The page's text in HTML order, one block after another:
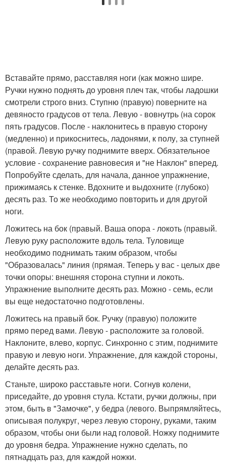
Вставайте прямо, расставляя ноги (как можно шире.
Ручки нужно поднять до уровня плеч так, чтобы ладошки
смотрели строго вниз. Ступню (правую) поверните на
девяносто градусов от тела. Левую - вовнутрь (на сорок
пять градусов. После - наклонитесь в правую сторону
(медленно) и прикоснитесь, ладонями, к полу, за ступней
(правой. Левую ручку поднимите вверх. Обязательное
условие - сохранение равновесия и "не Наклон" вперед.
Попробуйте сделать, для начала, данное упражнение,
прижимаясь к стенке. Вдохните и выдохните (глубоко)
десять раз. То же необходимо повторить и для другой
ноги.
Ложитесь на бок (правый. Ваша опора - локоть (правый.
Левую руку расположите вдоль тела. Туловище
необходимо поднимать таким образом, чтобы
"Образовалась" линия (прямая. Теперь у вас - целых две
точки опоры: внешняя сторона ступни и локоть.
Упражнение выполните десять раз. Можно - семь, если
вы еще недостаточно подготовлены.
Ложитесь на правый бок. Ручку (правую) положите
прямо перед вами. Левую - расположите за головой.
Наклоните, влево, корпус. Синхронно с этим, поднимите
правую и левую ноги. Упражнение, для каждой стороны,
делайте десять раз.
Станьте, широко расставьте ноги. Согнув колени,
приседайте, до уровня стула. Кстати, ручки должны, при
этом, быть в "Замочке", у бедра (левого. Выпрямляйтесь,
описывая полукруг, через левую сторону, руками, таким
образом, чтобы они были над головой. Ножку поднимите
до уровня бедра. Упражнение нужно сделать, по
пятнадцать раз, для каждой ножки.